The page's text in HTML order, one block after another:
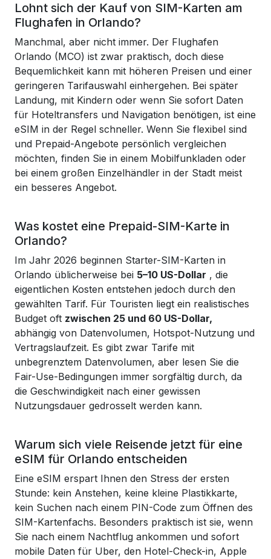
Lohnt sich der Kauf von SIM-Karten am
Flughafen in Orlando?
Manchmal, aber nicht immer. Der Flughafen
Orlando (MCO) ist zwar praktisch, doch diese
Bequemlichkeit kann mit höheren Preisen und einer
geringeren Tarifauswahl einhergehen. Bei später
Landung, mit Kindern oder wenn Sie sofort Daten
für Hoteltransfers und Navigation benötigen, ist eine
eSIM in der Regel schneller. Wenn Sie flexibel sind
und Prepaid-Angebote persönlich vergleichen
möchten, finden Sie in einem Mobilfunkladen oder
bei einem großen Einzelhändler in der Stadt meist
ein besseres Angebot.
Was kostet eine Prepaid-SIM-Karte in
Orlando?
Im Jahr 2026 beginnen Starter-SIM-Karten in
Orlando üblicherweise bei 5–10 US-Dollar , die
eigentlichen Kosten entstehen jedoch durch den
gewählten Tarif. Für Touristen liegt ein realistisches
Budget oft zwischen 25 und 60 US-Dollar,
abhängig von Datenvolumen, Hotspot-Nutzung und
Vertragslaufzeit. Es gibt zwar Tarife mit
unbegrenztem Datenvolumen, aber lesen Sie die
Fair-Use-Bedingungen immer sorgfältig durch, da
die Geschwindigkeit nach einer gewissen
Nutzungsdauer gedrosselt werden kann.
Warum sich viele Reisende jetzt für eine
eSIM für Orlando entscheiden
Eine eSIM erspart Ihnen den Stress der ersten
Stunde: kein Anstehen, keine kleine Plastikkarte,
kein Suchen nach einem PIN-Code zum Öffnen des
SIM-Kartenfachs. Besonders praktisch ist sie, wenn
Sie nach einem Nachtflug ankommen und sofort
mobile Daten für Uber, den Hotel-Check-in, Apple